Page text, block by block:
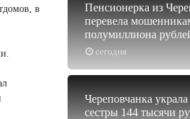
в
сегодня
Пенсионерка из
перевела
полумиллиона
Череповчанка украла
сестры 144 тысячи